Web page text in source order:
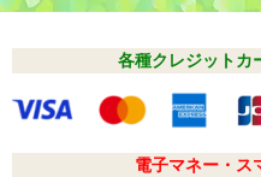
各種クレジットカ
電子マネー・ス